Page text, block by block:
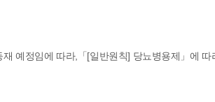
재 예정임에 따라,「[일반원칙] 당뇨병용제」에